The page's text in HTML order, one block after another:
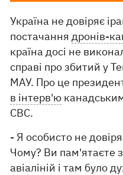
Україна не довіряє
постачаннядронів-
країна досі не
справі про збитий у
МАУ. Про це
в інтерв'ю
CBC.
- Я особисто не
Чому? Ви пам'ятаєте
авіаліній і там було